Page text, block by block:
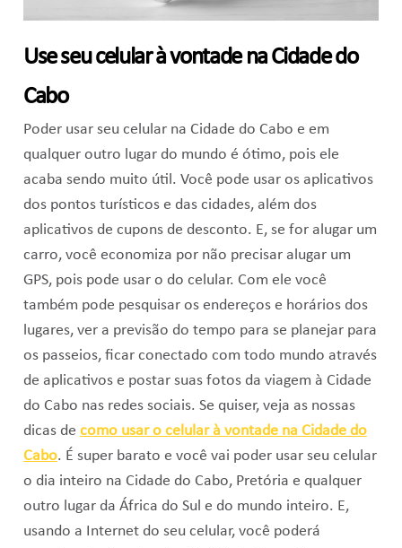
Use seu celular à vontade na Cidade do
Cabo
Poder usar seu celular na Cidade do Cabo e em
qualquer outro lugar do mundo é ótimo, pois ele
acaba sendo muito útil. Você pode usar os aplicativos
dos pontos turísticos e das cidades, além dos
aplicativos de cupons de desconto. E, se for alugar um
carro, você economiza por não precisar alugar um
GPS, pois pode usar o do celular. Com ele você
também pode pesquisar os endereços e horários dos
lugares, ver a previsão do tempo para se planejar para
os passeios, ficar conectado com todo mundo através
de aplicativos e postar suas fotos da viagem à Cidade
do Cabo nas redes sociais. Se quiser, veja as nossas
dicas de como usar o celular à vontade na Cidade do
Cabo. É super barato e você vai poder usar seu celular
o dia inteiro na Cidade do Cabo, Pretória e qualquer
outro lugar da África do Sul e do mundo inteiro. E,
usando a Internet do seu celular, você poderá